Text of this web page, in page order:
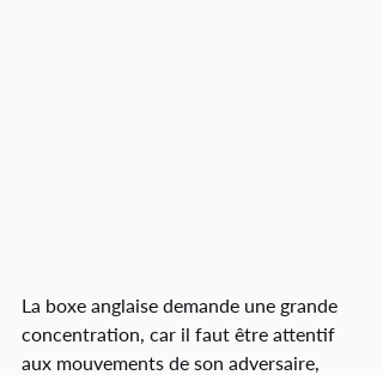
La boxe anglaise demande une grande
concentration, car il faut être attentif
aux mouvements de son adversaire,